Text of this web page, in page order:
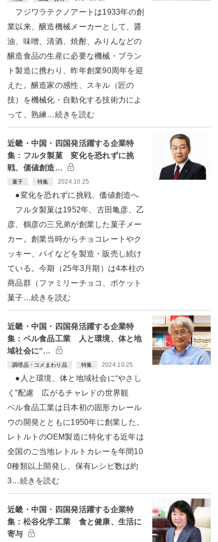
フジワラテクノアートは1933年の創
業以来、醸造機械メーカーとして、醤
油、味噌、清酒、焼酎、みりんなどの
醸造食品の生産に必要な機械・プラン
ト製造に携わり、昨年創業90周年を迎
えた。醸造家の感性、スキル（匠の
技）を機械化・自動化する技術力によ
って、熟練…続きを読む
近畿・中国・四国発活躍する企業特
集：フルタ製菓 変化を恐れずに挑
戦、価値創造…
菓子 特集 2024.10.25
●変化を恐れずに挑戦、価値創造へ
フルタ製菓は1952年、古田亀彦、乙
彦、鶴彦の三兄弟が創業した菓子メー
カー。創業当時からチョコレートやク
ッキー、パイなどを製造・販売し続け
ている。今期（25年3月期）は4本柱の
商品群（ファミリーチョコ、ポケット
菓子…続きを読む
近畿・中国・四国発活躍する企業特
集：ベル食品工業 人と環境、体と地
域社会に“…
調理品・コメまわり品 特集 2024.10.25
●人と環境、体と地域社会に“やさし
く”配慮 広がるチャレドの世界観
ベル食品工業は日本初の固形カレール
ウの開発とともに1950年に創業した。
レトルトのOEM製造に特化する近年は
全国のご当地レトルトカレーを年間10
0種類以上開発し、保有レシピ数は約
3…続きを読む
近畿・中国・四国発活躍する企業特
集：松谷化学工業 食と健康、生活に
寄与